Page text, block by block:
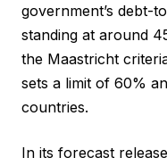
government’s debt-
standing at around
the Maastricht
sets a limit of 60%
countries.
In its forecast